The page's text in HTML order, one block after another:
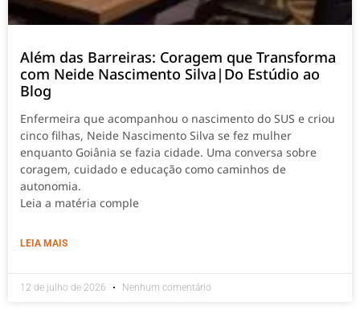
Além das Barreiras: Coragem que Transforma
com Neide Nascimento Silva|Do Estúdio ao
Blog
Enfermeira que acompanhou o nascimento do SUS e criou
cinco filhas, Neide Nascimento Silva se fez mulher
enquanto Goiânia se fazia cidade. Uma conversa sobre
coragem, cuidado e educação como caminhos de
autonomia.
Leia a matéria comple
LEIA MAIS
12 de julho de 2026 Nenhum comentário